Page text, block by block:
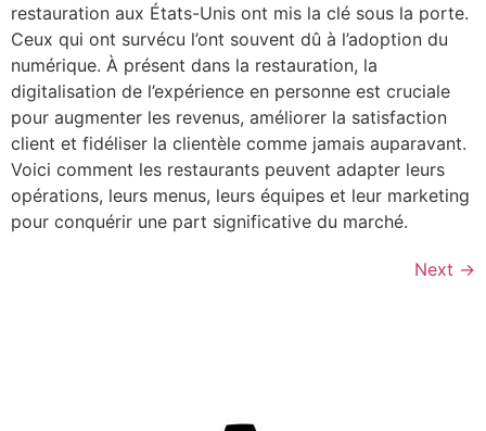
restauration aux États-Unis ont mis la clé sous la porte.
Ceux qui ont survécu l’ont souvent dû à l’adoption du
numérique. À présent dans la restauration, la
digitalisation de l’expérience en personne est cruciale
pour augmenter les revenus, améliorer la satisfaction
client et fidéliser la clientèle comme jamais auparavant.
Voici comment les restaurants peuvent adapter leurs
opérations, leurs menus, leurs équipes et leur marketing
pour conquérir une part significative du marché.
Next →